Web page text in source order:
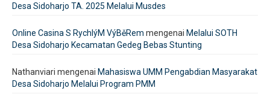
Desa Sidoharjo TA. 2025 Melalui Musdes
Online Casina S RychlýM VýBěRem mengenai Melalui SOTH
Desa Sidoharjo Kecamatan Gedeg Bebas Stunting
Nathanviari mengenai Mahasiswa UMM Pengabdian Masyarakat
Desa Sidoharjo Melalui Program PMM